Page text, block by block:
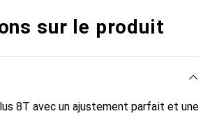
sur le produit
8T avec un ajustement parfait et une